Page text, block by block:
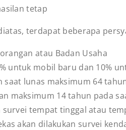
tetap
terdapat beberapa
atau Badan Usaha
untuk mobil baru dan 10%
saat lunas maksimum 64
maksimum 14 tahun pada
survei tempat tinggal atau
akan dilakukan survei